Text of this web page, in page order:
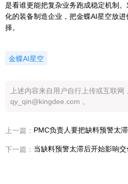
是看谁更能把复杂业务跑成稳定机制
化的装备制造企业，把金蝶AI星空放
择。
金蝶AI星空
上述内容来自用户自行上传或互联
qy_qin@kingdee.com 。
上一篇：
下一篇：